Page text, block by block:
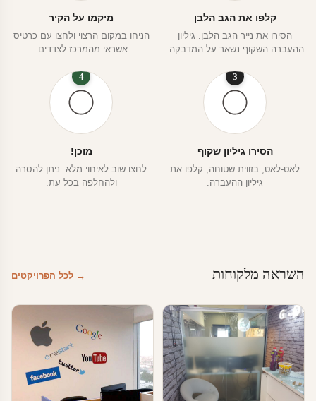
קלפו את הגב הלבן
הסירו את נייר הגב הלבן. גיליון
ההעברה השקוף נשאר על המדבקה.
מיקמו על הקיר
הניחו במקום הרצוי ולחצו עם כרטיס
אשראי מהמרכז לצדדים.
3
הסירו גיליון שקוף
לאט-לאט, בזווית שטוחה, קלפו את
גיליון ההעברה.
4
מוכן!
לחצו שוב לאיחוי מלא. ניתן להסרה
ולהחלפה בכל עת.
השראה מלקוחות → לכל הפרויקטים